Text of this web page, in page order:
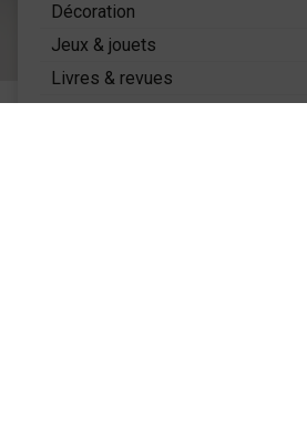
Décoration
Jeux & jouets
Livres & revues